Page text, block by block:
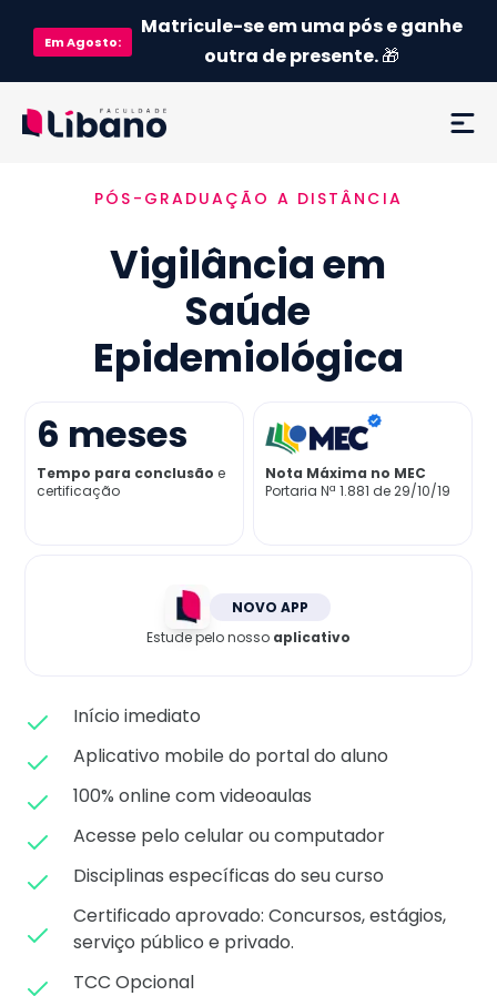
EmAgosto:
Matricule-se em uma pós e ganhe
outra de presente.🎁
Ementa
Como funciona
Credenciamento MEC
Já sou aluno
PÓS-GRADUAÇÃO A DISTÂNCIA
Vigilância em
Saúde
Epidemiológica
6 meses
Tempo para conclusão e
certificação
Nota Máxima no MEC
Portaria Nª 1.881 de 29/10/19
NOVO APP
Estude pelo nosso aplicativo
Início imediato
Aplicativo mobile do portal do aluno
100% online com videoaulas
Acesse pelo celular ou computador
Disciplinas específicas do seu curso
Certificado aprovado: Concursos, estágios,
serviço público e privado.
TCC Opcional